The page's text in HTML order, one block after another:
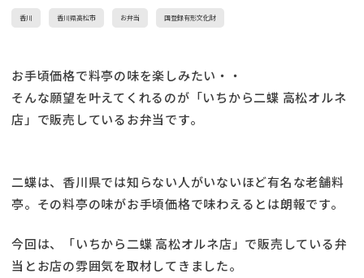
香川 香川県高松市 お弁当 国登録有形文化財
お手頃価格で料亭の味を楽しみたい・・
そんな願望を叶えてくれるのが「いちから二蝶 高松オルネ
店」で販売しているお弁当です。
二蝶は、香川県では知らない人がいないほど有名な老舗料
亭。その料亭の味がお手頃価格で味わえるとは朗報です。
今回は、「いちから二蝶 高松オルネ店」で販売している弁
当とお店の雰囲気を取材してきました。